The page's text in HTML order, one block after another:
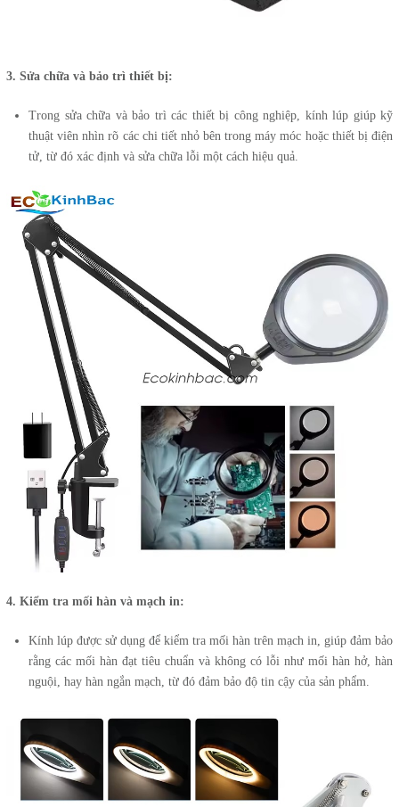
3. Sửa chữa và bảo trì thiết bị:
Trong sửa chữa và bảo trì các thiết bị công nghiệp, kính lúp giúp kỹ
thuật viên nhìn rõ các chi tiết nhỏ bên trong máy móc hoặc thiết bị điện
tử, từ đó xác định và sửa chữa lỗi một cách hiệu quả.
4. Kiểm tra mối hàn và mạch in:
Kính lúp được sử dụng để kiểm tra mối hàn trên mạch in, giúp đảm bảo
rằng các mối hàn đạt tiêu chuẩn và không có lỗi như mối hàn hở, hàn
nguội, hay hàn ngắn mạch, từ đó đảm bảo độ tin cậy của sản phẩm.